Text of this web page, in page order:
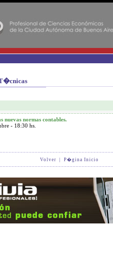
nuevas normas contables.
- 18:30 hs.
Volver P�gina Inicio